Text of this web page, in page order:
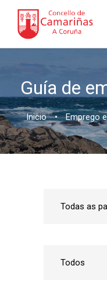
Guía de
Inicio • Emprego